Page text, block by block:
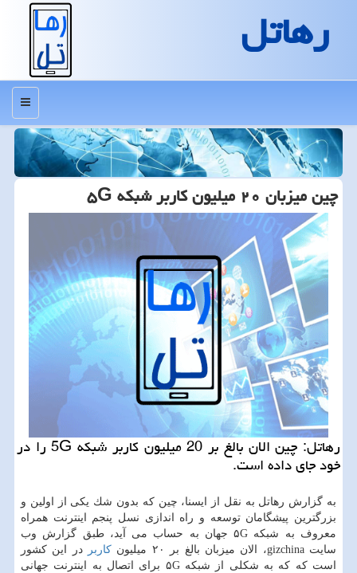
رهاتل
منو
چین میزبان ۲۰ میلیون كاربر شبكه ۵G
رهاتل: چین الان بالغ بر 20 میلیون كاربر شبكه 5G را در
خود جای داده است.
به گزارش رهاتل به نقل از ایسنا، چین كه بدون شك یكی از اولین و
بزرگترین پیشگامان توسعه و راه اندازی نسل پنجم اینترنت همراه
معروف به شبكه ۵G جهان به حساب می آید، طبق گزارش وب
سایت gizchina، الان میزبان بالغ بر ۲۰ میلیون
كاربر
در این كشور
است كه كه به شكلی از شبكه ۵G برای اتصال به اینترنت جهانی